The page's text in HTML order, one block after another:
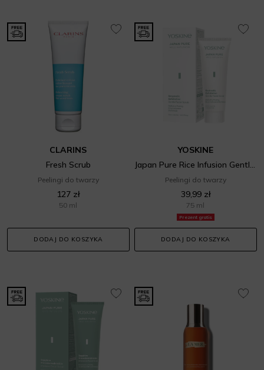
CLARINS
Fresh Scrub
Peelingi do twarzy
127 zł
50 ml
DODAJ DO KOSZYKA
Prezent gratis
YOSKINE
Japan Pure Rice Infusion Gentle Facial Scrub
Peelingi do twarzy
39,99 zł
75 ml
DODAJ DO KOSZYKA